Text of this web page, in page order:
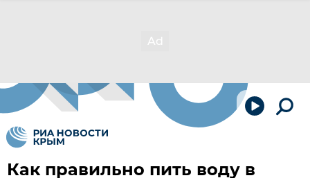
Как правильно пить воду в